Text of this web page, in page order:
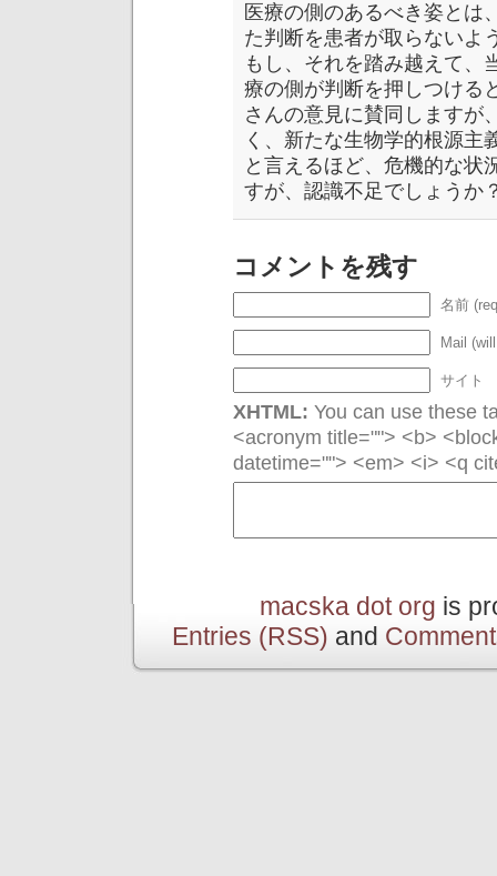
医療の側のあるべき姿とは
た判断を患者が取らないよ
もし、それを踏み越えて、
療の側が判断を押しつける
さんの意見に賛同しますが
く、新たな生物学的根源主
と言えるほど、危機的な状
すが、認識不足でしょうか
コメントを残す
名前
Mail
サイト
XHTML: You can use these
<acronym title=""> <b>
datetime=""> <em> <i> <q
macska dot org is
Entries (RSS) and